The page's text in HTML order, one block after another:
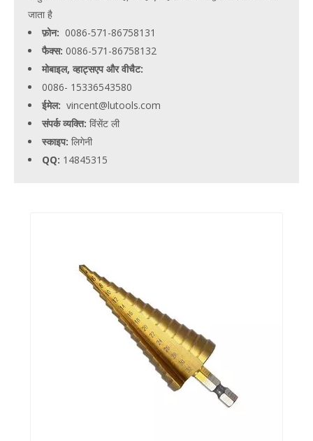
जाता है
फ़ोन: 0086-571-86758131
फैक्स: 0086-571-86758132
मोबाइल, व्हाट्सएप और वीचैट:
0086- 15336543580
ईमेल: vincent@lutools.com
संपर्क व्यक्ति: विंसेंट ली
स्काइप: लिगेनी
QQ: 14845315